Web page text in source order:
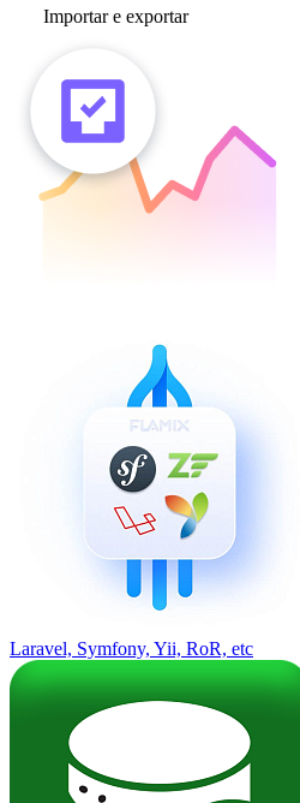
Importar e exportar
Laravel, Symfony, Yii, RoR, etc